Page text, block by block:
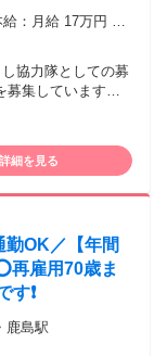
：月給 17万円 〜
に一律で支払われ
額は状況により変
協力隊としての募
募集しています。
住することがで
ある方 ・普通自動
） ＊応募条件に関
・介護福祉士免許
び定年年齢の上限
詳細を見る
勤OK／【年間
再雇用70歳ま
❗️
鹿島駅